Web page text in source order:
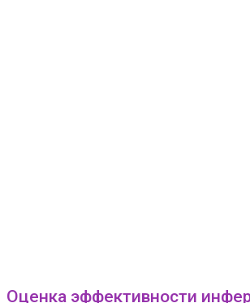
Оценка эффективности